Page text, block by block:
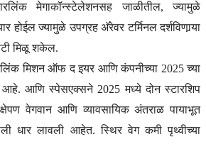
मेगाकॉन्स्टेलेशनसह जाळीतील, ज्यामुळे
होईल ज्यामुळे उपग्रह अ‍ॅरेवर टर्मिनल दर्शविणार्‍या
मिळू शकेल.
मिशन ऑफ द इयर आणि कंपनीच्या 2025 च्या
आहे. आणि स्पेसएक्सने 2025 मध्ये दोन स्टारशिप
वेगवान आणि व्यावसायिक अंतराळ पायाभूत
धार लावली आहेत. स्थिर वेग कमी पृथ्वीच्या